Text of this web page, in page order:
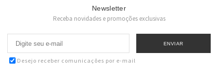
Newsletter
Receba novidades e promoções exclusivas
Desejo receber comunicações por e-mail